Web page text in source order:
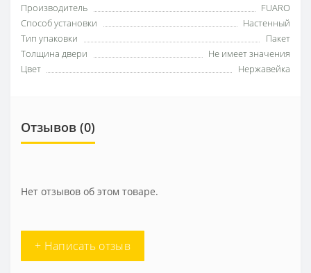
Производитель
FUARO
Способ установки
Настенный
Тип упаковки
Пакет
Толщина двери
Не имеет значения
Цвет
Нержавейка
Отзывов (0)
Нет отзывов об этом товаре.
+ Написать отзыв